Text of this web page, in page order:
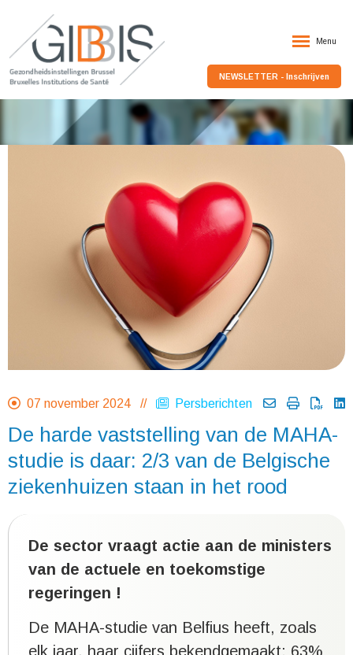
Menu
NEWSLETTER - Inschrijven
07 november 2024 // Persberichten
De harde vaststelling van de MAHA-
studie is daar: 2/3 van de Belgische
ziekenhuizen staan in het rood
De sector vraagt actie aan de ministers
van de actuele en toekomstige
regeringen !
De MAHA-studie van Belfius heeft, zoals
elk jaar, haar cijfers bekendgemaakt: 63%